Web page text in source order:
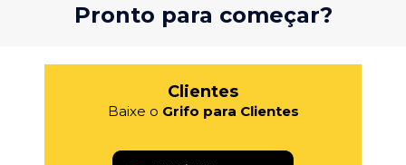
Pronto para começar?
Clientes
Baixe o Grifo para Clientes